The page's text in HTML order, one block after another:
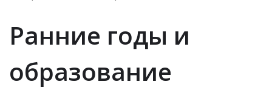
Ранние годы и
образование